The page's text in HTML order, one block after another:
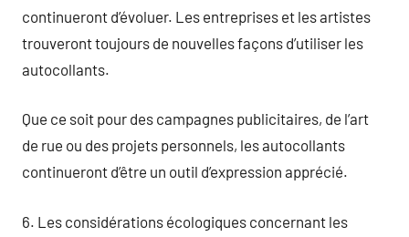
continueront d’évoluer. Les entreprises et les artistes
trouveront toujours de nouvelles façons d’utiliser les
autocollants.
Que ce soit pour des campagnes publicitaires, de l’art
de rue ou des projets personnels, les autocollants
continueront d’être un outil d’expression apprécié.
6. Les considérations écologiques concernant les